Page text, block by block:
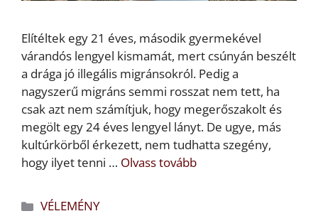
Elítéltek egy 21 éves, második gyermekével
várandós lengyel kismamát, mert csúnyán beszélt
a drága jó illegális migránsokról. Pedig a
nagyszerű migráns semmi rosszat nem tett, ha
csak azt nem számítjuk, hogy megerőszakolt és
megölt egy 24 éves lengyel lányt. De ugye, más
kultúrkörből érkezett, nem tudhatta szegény,
hogy ilyet tenni … Olvass tovább
Kategória
VÉLEMÉNY